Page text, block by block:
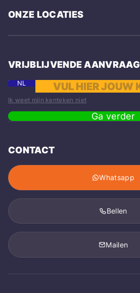
ONZE LOCATIES
VRIJBLIJVENDE AANVRAAG
NL
Ik weet mijn kenteken niet
Ga verder
CONTACT
Whatsapp
Bellen
Mailen